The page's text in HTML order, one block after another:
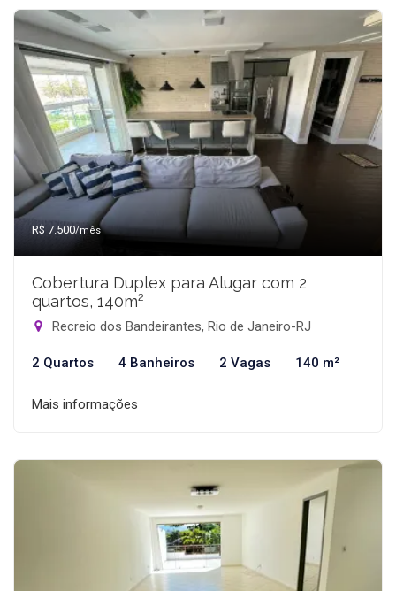
R$ 7.500/mês
Cobertura Duplex para Alugar com 2
quartos, 140m²
Recreio dos Bandeirantes, Rio de Janeiro-RJ
2 Quartos 4 Banheiros 2 Vagas 140 m²
Mais informações